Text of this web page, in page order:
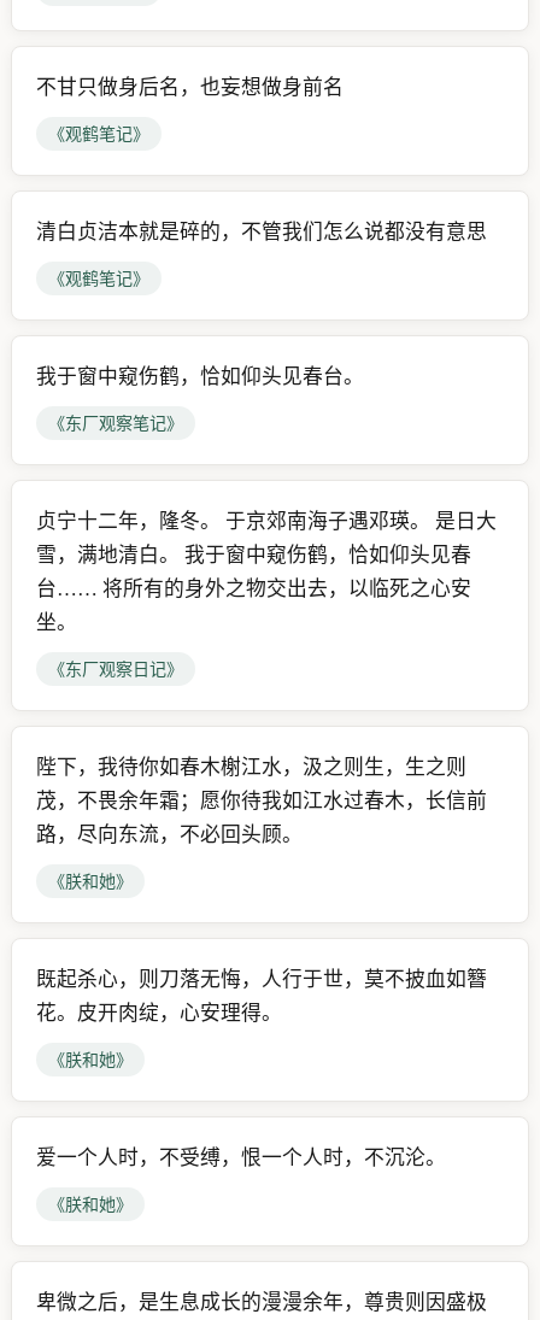
不甘只做身后名，也妄想做身前名
《观鹤笔记》
清白贞洁本就是碎的，不管我们怎么说都没有意思
《观鹤笔记》
我于窗中窥伤鹤，恰如仰头见春台。
《东厂观察笔记》
贞宁十二年，隆冬。 于京郊南海子遇邓瑛。 是日大
雪，满地清白。 我于窗中窥伤鹤，恰如仰头见春
台…… 将所有的身外之物交出去，以临死之心安
坐。
《东厂观察日记》
陛下，我待你如春木榭江水，汲之则生，生之则
茂，不畏余年霜；愿你待我如江水过春木，长信前
路，尽向东流，不必回头顾。
《朕和她》
既起杀心，则刀落无悔，人行于世，莫不披血如簪
花。皮开肉绽，心安理得。
《朕和她》
爱一个人时，不受缚，恨一个人时，不沉沦。
《朕和她》
卑微之后，是生息成长的漫漫余年，尊贵则因盛极